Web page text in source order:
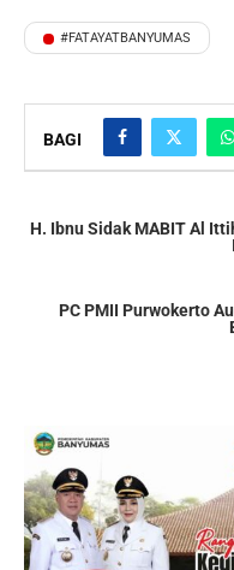
#FATAYATBANYUMAS
BAGI
H. Ibnu Sidak MABIT Al
PC PMII Purwokerto